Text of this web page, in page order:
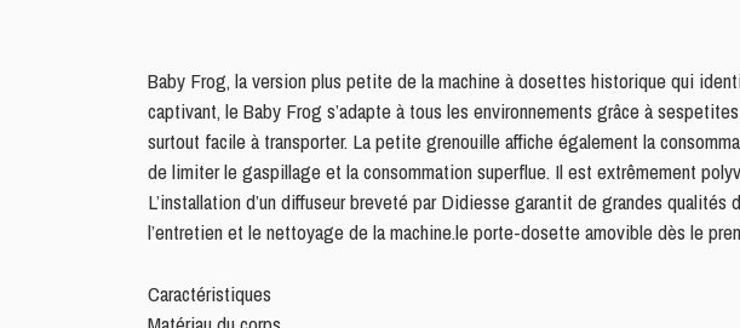
Baby Frog, la version plus petite de la machine à dosettes historique qui
captivant, le Baby Frog s’adapte à tous les environnements grâce à
surtout facile à transporter. La petite grenouille affiche également la
de limiter le gaspillage et la consommation superflue. Il est extrêmement
L’installation d’un diffuseur breveté par Didiesse garantit de grandes qualités
l’entretien et le nettoyage de la machine.le porte-dosette amovible dès le
Caractéristiques